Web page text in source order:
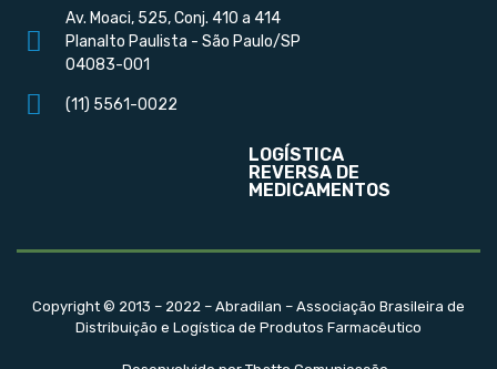
Av. Moaci, 525, Conj. 410 a 414
Planalto Paulista - São Paulo/SP
04083-001
(11) 5561-0022
LOGÍSTICA
REVERSA DE
MEDICAMENTOS
Copyright © 2013 – 2022 – Abradilan – Associação Brasileira de
Distribuição e Logística de Produtos Farmacêutico